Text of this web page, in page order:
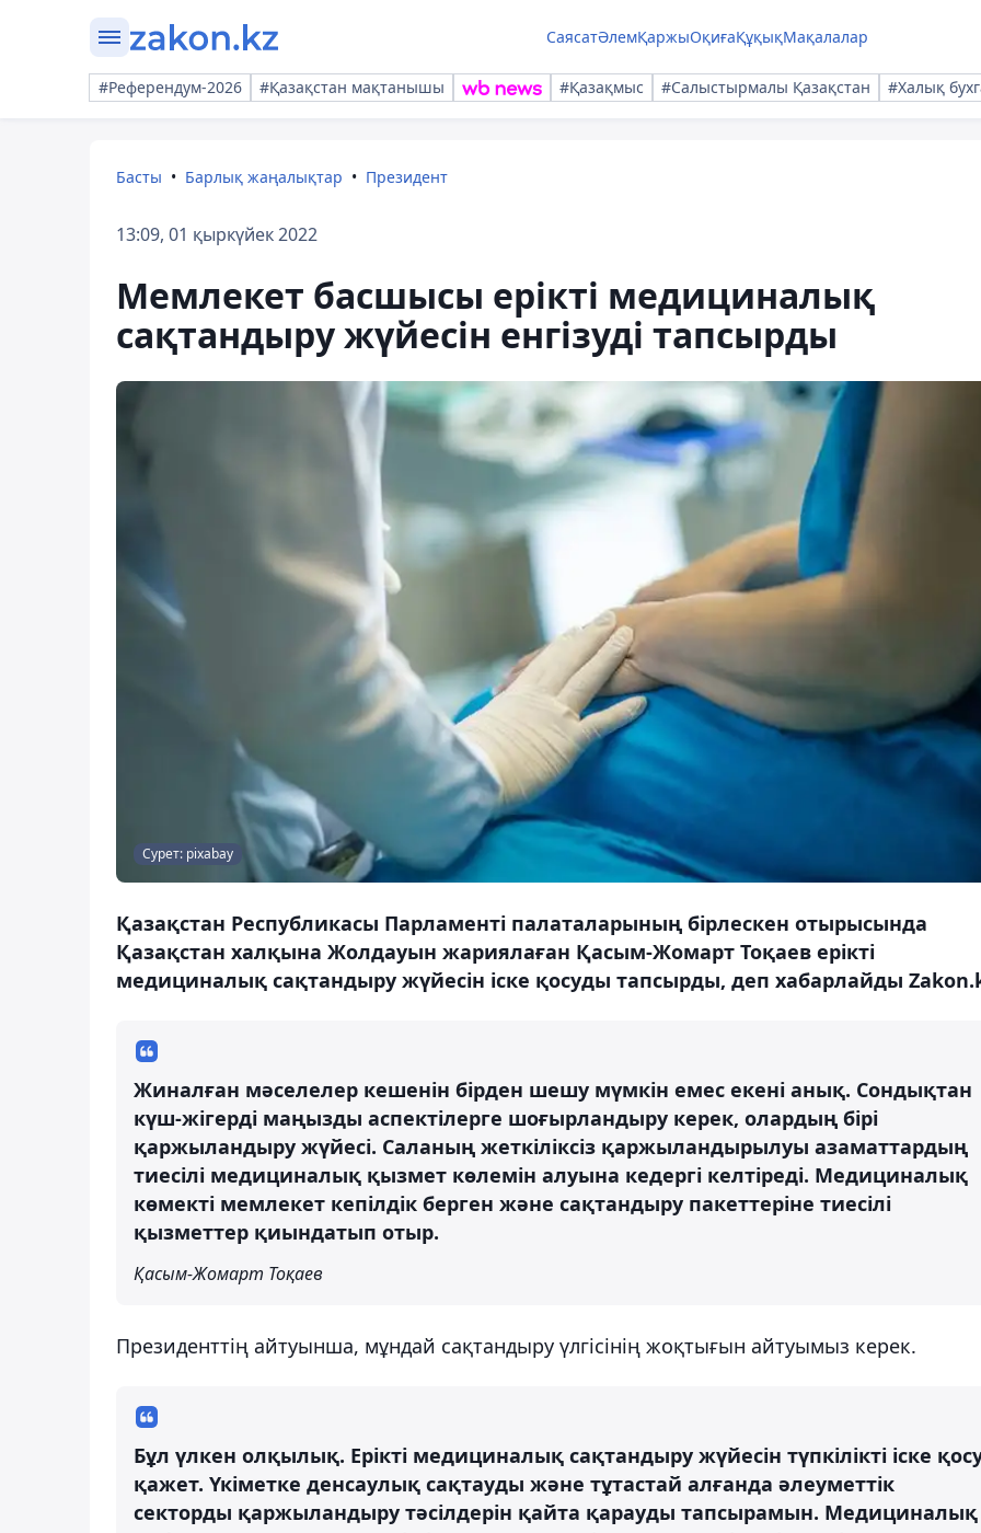
СаясатӘлемҚаржыОқиғаҚұқықМақалалар
#Референдум-2026 #Қазақстан мақтанышы #Қазақмыс #Салыстырмалы Қазақстан #Халық
Басты Барлық жаңалықтар Президент
13:09, 01 қыркүйек 2022
Мемлекет басшысы ерікті медициналық
сақтандыру жүйесін енгізуді тапсырды
Сурет: pixabay
Қазақстан Республикасы Парламенті палаталарының бірлескен отырысында
Қазақстан халқына Жолдауын жариялаған Қасым-Жомарт Тоқаев ерікті
медициналық сақтандыру жүйесін іске қосуды тапсырды, деп хабарлайды
Жиналған мәселелер кешенін бірден шешу мүмкін емес екені анық. Сондықтан
күш-жігерді маңызды аспектілерге шоғырландыру керек, олардың бірі
қаржыландыру жүйесі. Саланың жеткіліксіз қаржыландырылуы азаматтардың
тиесілі медициналық қызмет көлемін алуына кедергі келтіреді. Медициналық
көмекті мемлекет кепілдік берген және сақтандыру пакеттеріне тиесілі
қызметтер қиындатып отыр.
Қасым-Жомарт Тоқаев
Президенттің айтуынша, мұндай сақтандыру үлгісінің жоқтығын айтуымыз керек.
Бұл үлкен олқылық. Ерікті медициналық сақтандыру жүйесін түпкілікті іске
қажет. Үкіметке денсаулық сақтауды және тұтастай алғанда әлеуметтік
секторды қаржыландыру тәсілдерін қайта қарауды тапсырамын. Медициналық